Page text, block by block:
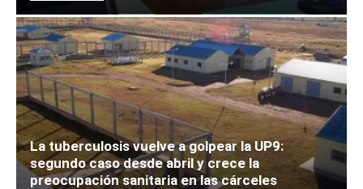
La tuberculosis vuelve a golpear la UP9:
segundo caso desde abril y crece la
preocupación sanitaria en las cárceles